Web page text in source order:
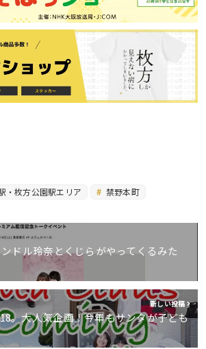
・枚方公園駅エリア 禁野本町
ドル玲奈とくじらがやってくるみた
新しい投稿
。大人気企画！今年もサンタが子ども